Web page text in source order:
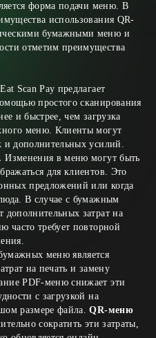
форма подачи меню. В
использования QR-
бумажными меню и
отметим преимущества
Eat Scan Pay предлагает
простого сканирования
и быстрее, чем загрузка
меню. Клиенты могут
и дополнительных усилий.
Изменения в меню могут быть
для клиентов. Это
предложений или когда
В случае с бумажным
дополнительных затрат на
часто требует повторной
меню является
на печать и замену
PDF-меню снижает эти
с загрузкой на
размере файла.QR-меню
сократить эти затраты,